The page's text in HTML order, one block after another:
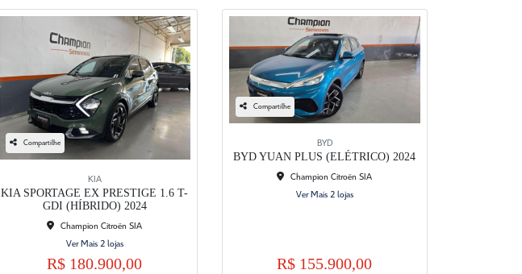
Compartilhe
KIA
KIA SPORTAGE EX PRESTIGE 1.6 T-
GDI (HÍBRIDO) 2024
Champion Citroën SIA
Ver Mais 2 lojas
R$ 180.900,00
Compartilhe
BYD
BYD YUAN PLUS (ELÉTRICO) 2024
Champion Citroën SIA
Ver Mais 2 lojas
R$ 155.900,00